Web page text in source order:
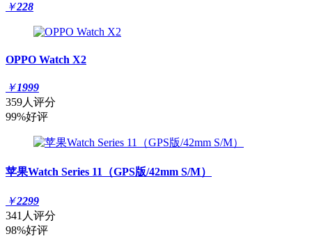
￥228
OPPO Watch X2
￥1999
359人评分
99%好评
苹果Watch Series 11（GPS版/42mm S/M）
￥2299
341人评分
98%好评